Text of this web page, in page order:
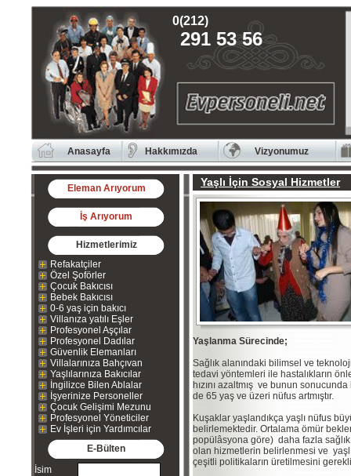
0(212)
291 53 56
Anasayfa Hakkımızda Vizyonumuz
Eleman Arıyorum
İş Arıyorum
Hizmetlerimiz
Refakatçiler
Özel Şoförler
Çocuk Bakıcısı
Bebek Bakıcısı
0-6 yaş için bakıcı
Villanıza yatılı Eşler
Profesyonel Aşçılar
Profesyonel Dadılar
Güvenlik Elemanları
Villalarınıza Bahçıvan
Yaşlılarınıza Bakıcılar
İngilizce Bilen Ablalar
İşyerinize Personeller
Çocuk Gelişimi Mezunu
Profesyonel Yöneticiler
Ev İşleri için Yardımcılar
E-Bülten
İsim
Yaşlı İçin Sosyal Hizmetler
Yaşlanma Sürecinde;
Sağlık alanındaki bilimsel ve
tedavi yöntemleri ile hastalıkların
hızını azaltmış ve bunun
de 65 yaş ve üzeri nüfus artmıştır.
Kuşaklar yaşlandıkça yaşlı nüfus
belirlemektedir. Ortalama ömür
popülâsyona göre) daha fazla
olan hizmetlerin belirlenmesi ve
çeşitli politikaların üretilmesini gerekli